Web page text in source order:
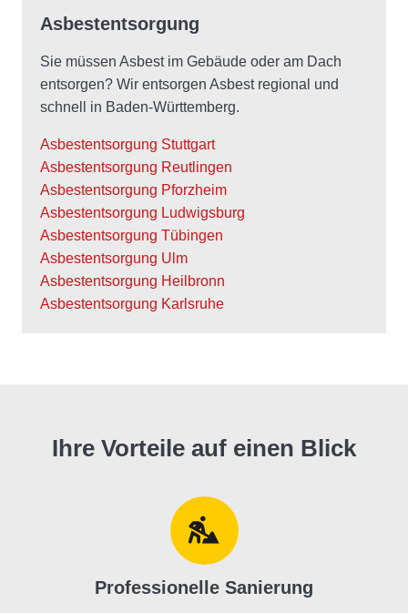
Asbestentsorgung
Sie müssen Asbest im Gebäude oder am Dach
entsorgen? Wir entsorgen Asbest regional und
schnell in Baden-Württemberg.
Asbestentsorgung Stuttgart
Asbestentsorgung Reutlingen
Asbestentsorgung Pforzheim
Asbestentsorgung Ludwigsburg
Asbestentsorgung Tübingen
Asbestentsorgung Ulm
Asbestentsorgung Heilbronn
Asbestentsorgung Karlsruhe
Ihre Vorteile auf einen Blick
Professionelle Sanierung